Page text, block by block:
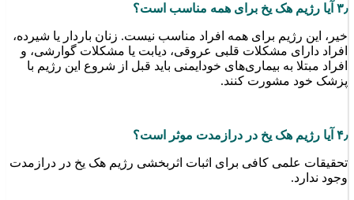
۳٫ آیا رژیم هک یخ برای همه مناسب است؟
خیر، این رژیم برای همه افراد مناسب نیست. زنان باردار یا شیرده،
افراد دارای مشکلات قلبی عروقی، دیابت یا مشکلات گوارشی، و
افراد مبتلا به بیماری‌های خودایمنی باید قبل از شروع این رژیم با
پزشک خود مشورت کنند.
۴٫ آیا رژیم هک یخ در درازمدت موثر است؟
تحقیقات علمی کافی برای اثبات اثربخشی رژیم هک یخ در درازمدت
وجود ندارد.